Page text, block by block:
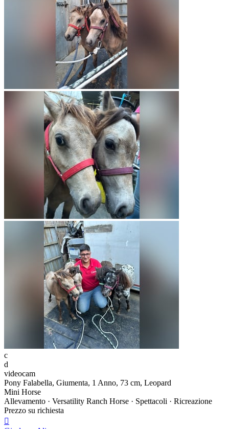
c
d
videocam
Pony Falabella, Giumenta, 1 Anno, 73 cm, Leopard
Mini Horse
Allevamento · Versatility Ranch Horse · Spettacoli · Ricreazione
Prezzo su richiesta
